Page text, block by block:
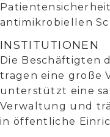
antimikrobiellen
INSTITUTIONEN
Die Beschäftigten
tragen eine große
unterstützt eine
Verwaltung und
in öffentliche